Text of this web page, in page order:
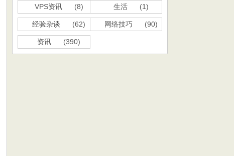
VPS资讯 (8) 生活 (1)
经验杂谈 (62) 网络技巧 (90)
资讯 (390)